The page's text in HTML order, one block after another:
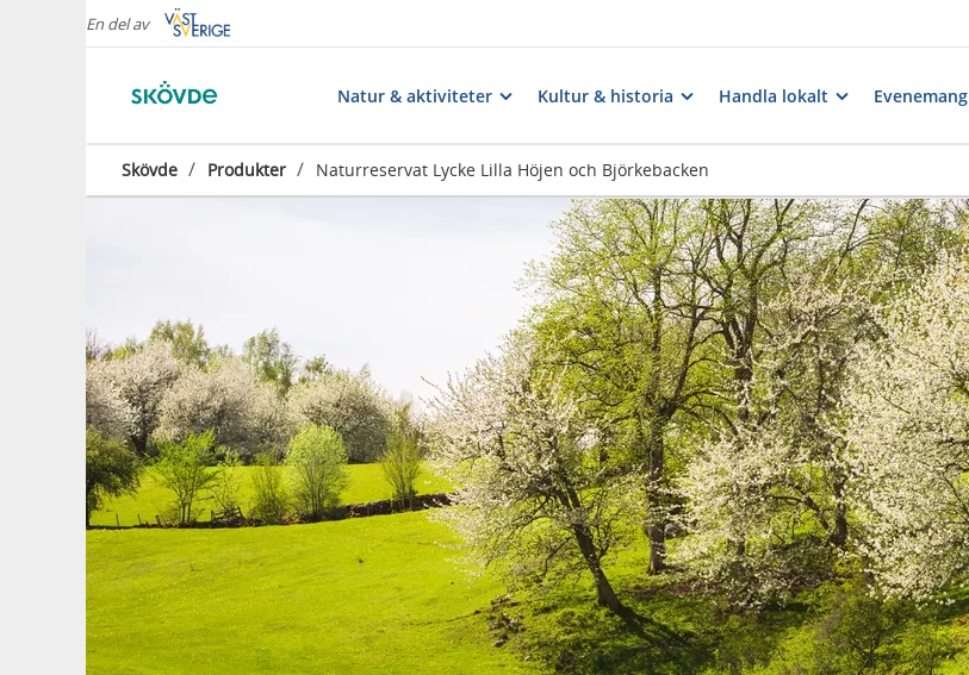
En del av
Natur & aktiviteter Kultur & historia Handla lokalt Evenemang
Skövde / Produkter / Naturreservat Lycke Lilla Höjen och Björkebacken